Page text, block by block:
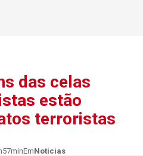
das celas
estão
terroristas
EmNotícias